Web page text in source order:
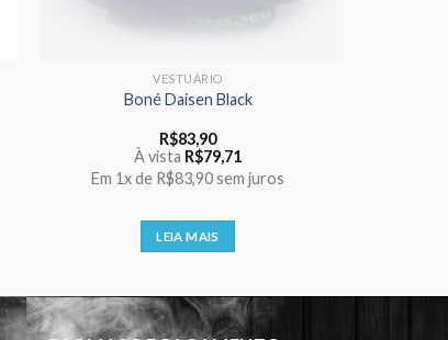
VESTUÁRIO
Boné Daisen Black
R$83,90
À vista R$79,71
Em 1xde R$83,90sem juros
LEIA MAIS